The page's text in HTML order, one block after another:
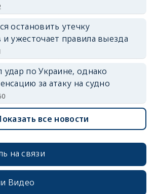
остановить утечку
и ужесточает правила выезда
по Украине, однако
за атаку на судно
все новости
на связи
Видео